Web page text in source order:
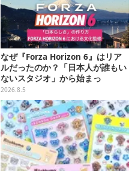
なぜ『Forza Horizon 6』はリア
ルだったのか？「日本人が誰もい
ないスタジオ」から始まっ
た、“生活感のある日本"の作り方
【CEDEC2026】
2026.8.5